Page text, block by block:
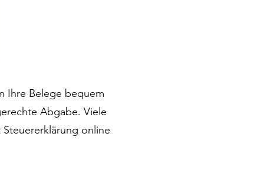
Ihre Belege bequem
Abgabe. Viele
online